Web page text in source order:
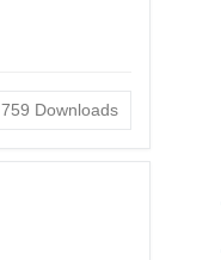
759 Downloads